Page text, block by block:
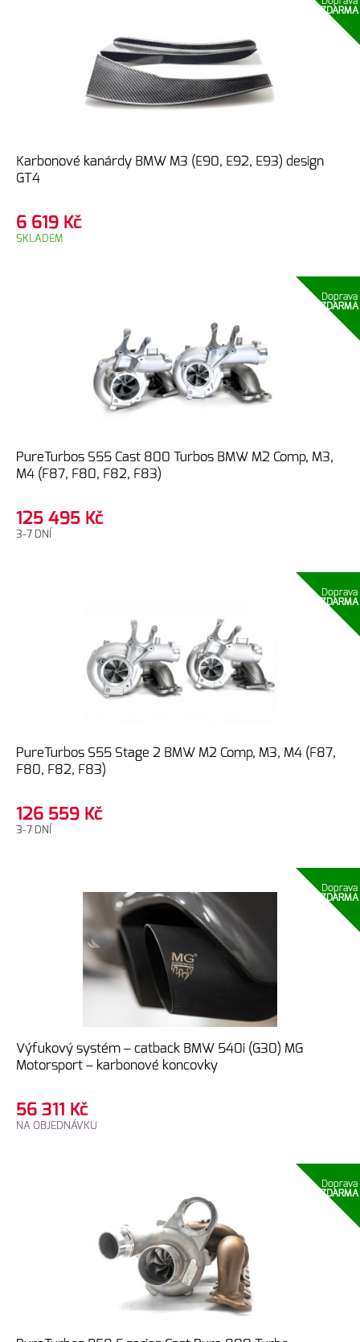
Karbonové kanárdy BMW M3 (E90, E92, E93) design
GT4
6 619 Kč
SKLADEM
ZDARMA
PureTurbos S55 Cast 800 Turbos BMW M2 Comp, M3,
M4 (F87, F80, F82, F83)
125 495 Kč
3-7 DNÍ
Doprava
ZDARMA
PureTurbos S55 Stage 2 BMW M2 Comp, M3, M4 (F87,
F80, F82, F83)
126 559 Kč
3-7 DNÍ
Doprava
ZDARMA
Výfukový systém – catback BMW 540i (G30) MG
Motorsport – karbonové koncovky
56 311 Kč
NA OBJEDNÁVKU
Doprava
ZDARMA
Doprava
ZDARMA